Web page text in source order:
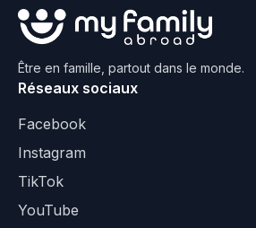
Être en famille, partout dans le monde.
Réseaux sociaux
Facebook
Instagram
TikTok
YouTube